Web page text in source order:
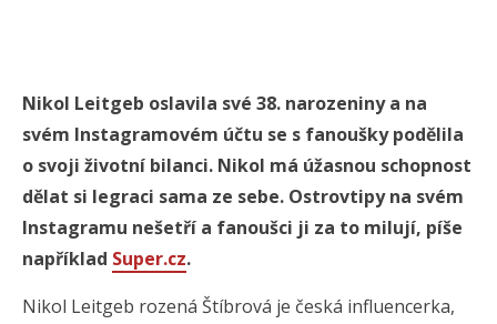
Nikol Leitgeb oslavila své 38. narozeniny a na
svém Instagramovém účtu se s fanoušky podělila
o svoji životní bilanci. Nikol má úžasnou schopnost
dělat si legraci sama ze sebe. Ostrovtipy na svém
Instagramu nešetří a fanoušci ji za to milují, píše
například Super.cz.
Nikol Leitgeb rozená Štíbrová je česká influencerka,